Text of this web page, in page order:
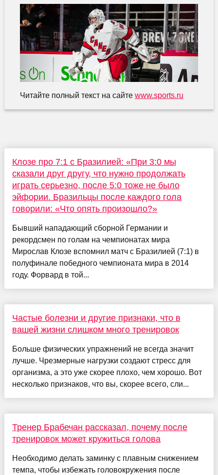
Читайте полный текст на сайте www.sports.ru
Клозе про 7:1 с Бразилией: «При 3:0 мы
сказали друг другу, что нужно продолжать
играть серьезно, после 5:0 тоже не было
эйфории. Бразильцы после каждого гола
говорили: «Что опять произошло?»
Бывший нападающий сборной Германии и
рекордсмен по голам на чемпионатах мира
Мирослав Клозе вспомнил матч с Бразилией (7:1) в
полуфинале победного чемпионата мира в 2014
году. Форвард в той...
Частые болезни и другие признаки, что в
вашей жизни слишком много тренировок
Больше физических упражнений не всегда значит
лучше. Чрезмерные нагрузки создают стресс для
организма, а это уже скорее плохо, чем хорошо. Вот
несколько признаков, что вы, скорее всего, сли...
Тренер Брабечан рассказал, почему после
тренировок может кружиться голова
Необходимо делать заминку с плавным снижением
темпа, чтобы избежать головокружения после